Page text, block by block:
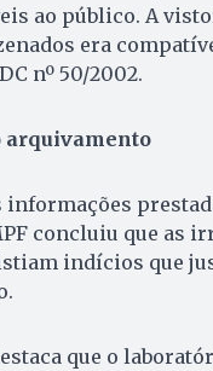
ao público. A
era
nº 50/2002.
arquivamento
informações
concluiu que as
indícios que
que o